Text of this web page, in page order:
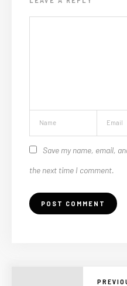
Save my name, email,
the next time I comment.